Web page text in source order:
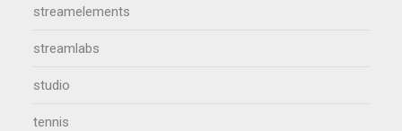
streamelements
streamlabs
studio
tennis